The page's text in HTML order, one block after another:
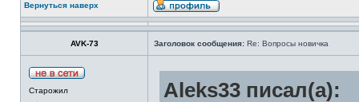
Вернуться наверх
AVK-73 Заголовок сообщения: Re: Вопросы новичка
Старожил Aleks33 писал(а):